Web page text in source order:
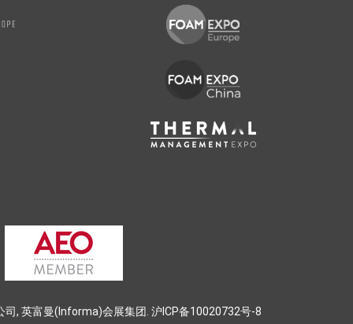
, 英富曼(Informa)会展集团. 沪ICP备10020732号-8